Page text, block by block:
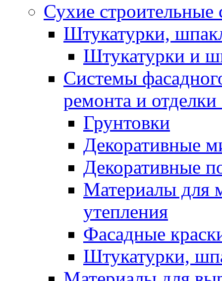
Сухие
Штукатурки,
Штукатурки и
Системы
ремонта и отделки
Грунтовки
Декоративные
Декоративные
Материалы для
утепления
Фасадные
Штукатурки,